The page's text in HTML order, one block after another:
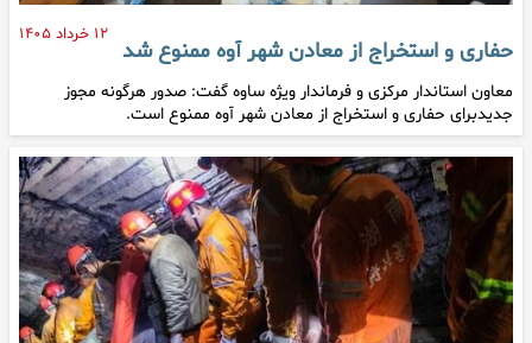
۱۲ خرداد ۱۴۰۵
حفاری و استخراج از معادن شهر آوه ممنوع شد
معاون استاندار مرکزی و فرماندار ویژه ساوه گفت: صدور هرگونه مجوز
جدیدبرای حفاری و استخراج از معادن شهر آوه ممنوع است.